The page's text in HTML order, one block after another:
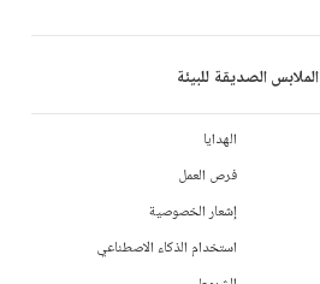
الملابس الصديقة للبيئة
الهدايا
فرص العمل
إشعار الخصوصية
استخدام الذكاء الاصطناعي